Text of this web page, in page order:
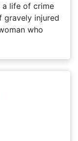
a life of crime
gravely injured
who